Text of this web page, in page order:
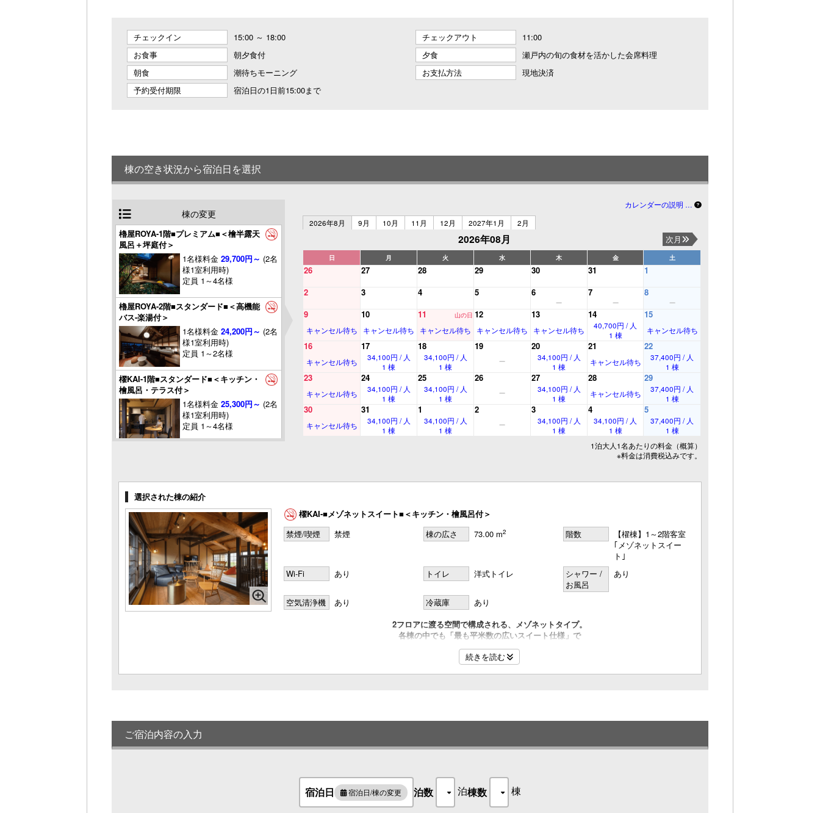
チェックイン 15:00 ～ 18:00 チェックアウト
11:00
お食事
朝夕食付 夕食
瀬戸内の旬の食材を活かした会席料理
朝食
潮待ちモーニング お支払方法
現地決済
予約受付期限
宿泊日の1日前15:00まで
棟の空き状況から宿泊日を選択
棟の変更
櫓屋ROYA-1階■プレミアム■＜檜半露天
風呂＋坪庭付＞
1名様料金29,700円～ (2名
様1室利用時)
定員 1～4名様
櫓屋ROYA-2階■スタンダード■＜高機能
バス-楽湯付＞
1名様料金24,200円～ (2名
様1室利用時)
定員 1～2名様
櫂KAI-1階■スタンダード■＜キッチン・
檜風呂・テラス付＞
1名様料金25,300円～ (2名
様1室利用時)
定員 1～4名様
定員 1～4名様
櫂KAI-■メゾネットスイート■＜キッチ
ン・檜風呂付＞
1名様料金34,100円～(2名
様1棟利用時)
定員 1～4名様
オーベルジュ櫻や SAKURAYA-2階■スタ
ンダード■＜檜風呂付＞
1名様料金24,200円～(2名
ダード 34.2㎡■＜檜風呂付＞
1名様料金
様1室利用時)
カレンダーの説明 …
2026年8月
9月 10月 11月 12月 2027年1月 2月
2026年08月 次月
日 月 火 水 木 金 土
26 27 28 29 30 31
1
2
3 4 5 6 7
8
9
キャンセル待ち
10
キャンセル待ち
11 山の日
キャンセル待ち
12
キャンセル待ち
13
キャンセル待ち
14
40,700円 / 人
1 棟
15
キャンセル待ち
16
キャンセル待ち
17
34,100円 / 人
1 棟
18
34,100円 / 人
1 棟
19 20
34,100円 / 人
1 棟
21
キャンセル待ち
22
37,400円 / 人
1 棟
23
キャンセル待ち
24
34,100円 / 人
1 棟
25
34,100円 / 人
1 棟
26 27
34,100円 / 人
1 棟
28
キャンセル待ち
29
37,400円 / 人
1 棟
30
キャンセル待ち
31
34,100円 / 人
1 棟
1
34,100円 / 人
1 棟
2 3
34,100円 / 人
1 棟
4
34,100円 / 人
1 棟
5
37,400円 / 人
1 棟
1泊大人1名あたりの料金（概算）
※料金は消費税込みです。
選択された棟の紹介
櫂KAI-■メゾネットスイート■＜キッチン・檜風呂付＞
禁煙/喫煙
禁煙 棟の広さ 73.00 m2 階数
【櫂棟】1～2階客室
｢メゾネットスイー
ト｣
Wi-Fi
あり トイレ 洋式トイレ
シャワー /
お風呂
あり
空気清浄機 あり 冷蔵庫
あり
2フロアに渡る空間で構成される、メゾネットタイプ。
各棟の中でも「最も平米数の広いスイート仕様」で
メゾネットスペースには鞆らしい景観が広がる
「デイベッド＆畳リビング」が特徴的。
■リノベーション・間取り
■設備
檜風呂(マイクロバブル)/セーフティーボックス/加湿空気清浄機/Ｎドライヤー
IHコンロ/冷蔵庫/電子レンジ(BALMUDA)/トースター(BALMUDA)
ケトル/カプセル式コーヒーメーカー｢DRIP POD｣
調理器具一式/食器類一式
続きを読む
ご宿泊内容の入力
宿泊日 宿泊日/棟の変更 泊数 泊棟数 棟